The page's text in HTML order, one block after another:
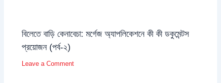
বিলেতে বাড়ি কেনাবেচা: মর্গেজ অ্যাপলিকেশনে কী কী ডকুমেন্টস
প্রয়োজন (পর্ব-২)
Leave a Comment